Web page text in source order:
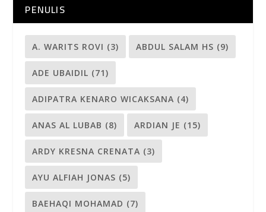
PENULIS
A. WARITS ROVI (3) ABDUL SALAM HS (9)
ADE UBAIDIL (71)
ADIPATRA KENARO WICAKSANA (4)
ANAS AL LUBAB (8) ARDIAN JE (15)
ARDY KRESNA CRENATA (3)
AYU ALFIAH JONAS (5)
BAEHAQI MOHAMAD (7)